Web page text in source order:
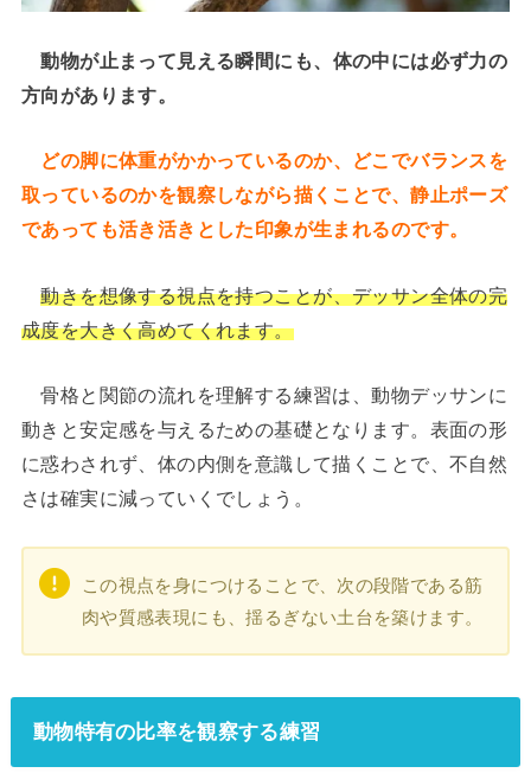
動物が止まって見える瞬間にも、体の中には必ず力の
方向があります。
どの脚に体重がかかっているのか、どこでバランスを
取っているのかを観察しながら描くことで、静止ポーズ
であっても活き活きとした印象が生まれるのです。
動きを想像する視点を持つことが、デッサン全体の完
成度を大きく高めてくれます。
骨格と関節の流れを理解する練習は、動物デッサンに
動きと安定感を与えるための基礎となります。表面の形
に惑わされず、体の内側を意識して描くことで、不自然
さは確実に減っていくでしょう。
この視点を身につけることで、次の段階である筋
肉や質感表現にも、揺るぎない土台を築けます。
動物特有の比率を観察する練習